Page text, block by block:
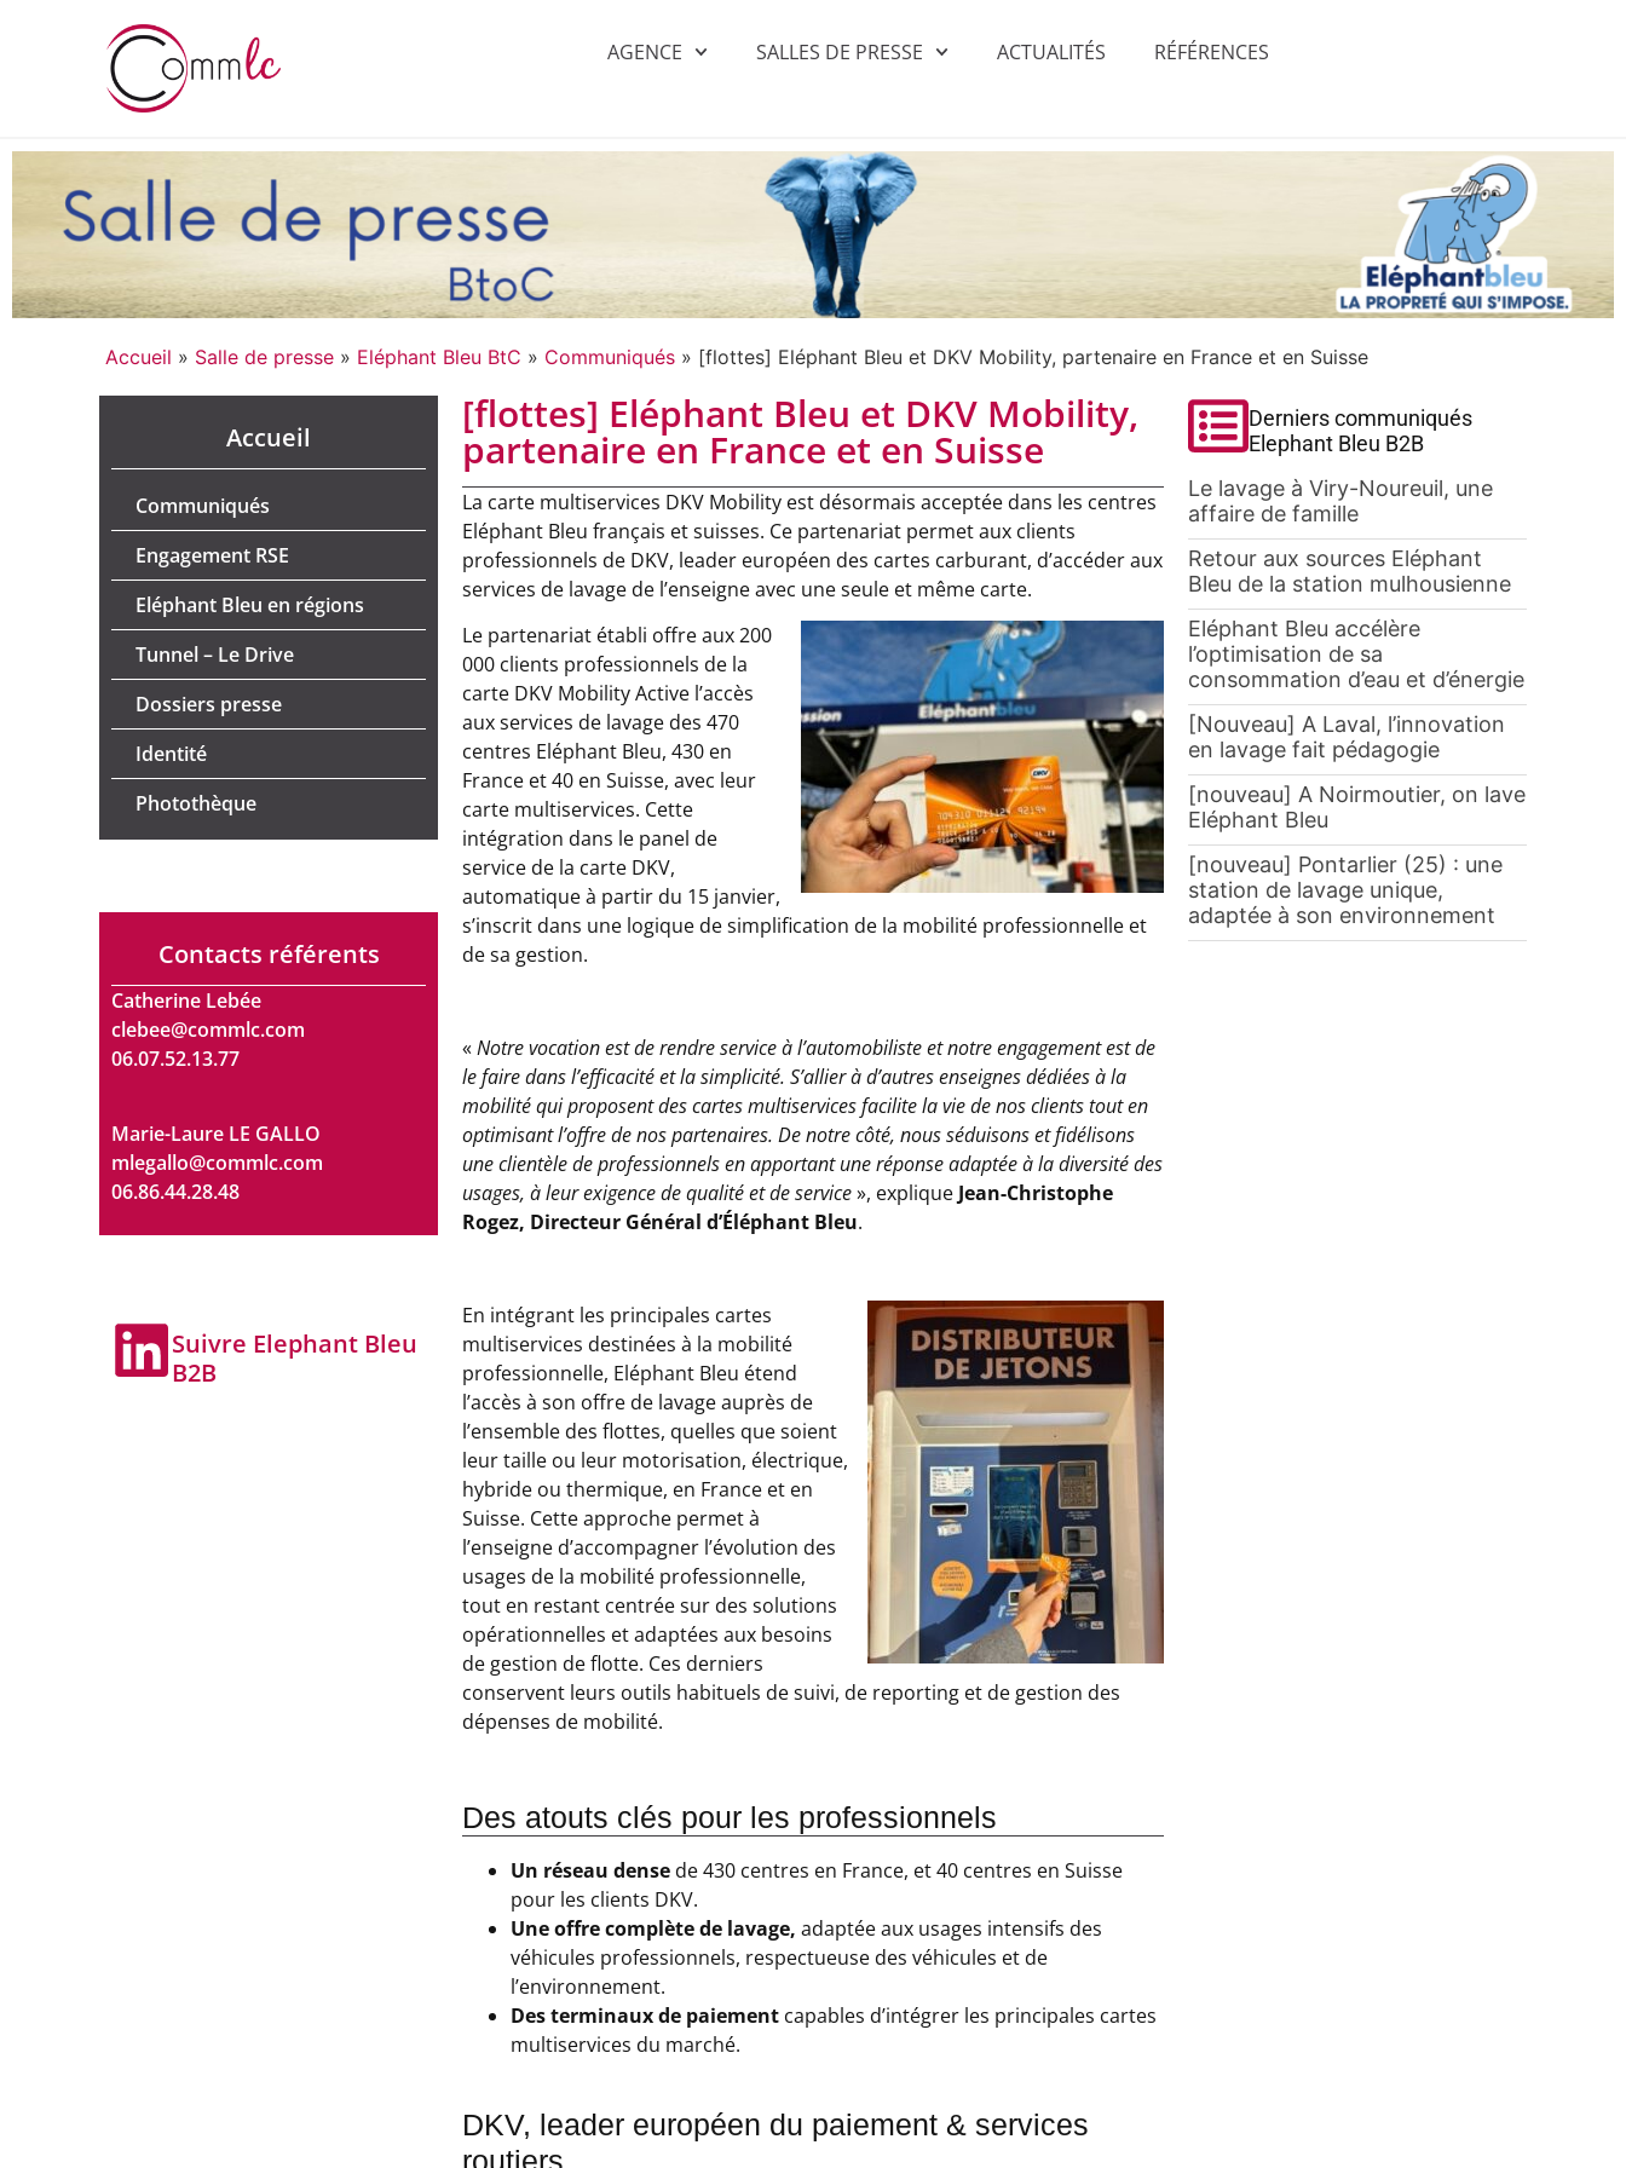
AGENCE SALLES DE PRESSE ACTUALITÉS RÉFÉRENCES
Accueil » Salle de presse » Eléphant Bleu BtC » Communiqués » [flottes] Eléphant Bleu et DKV Mobility, partenaire en France et en Suisse
Accueil
Communiqués
Engagement RSE
Eléphant Bleu en régions
Tunnel – Le Drive
Dossiers presse
Identité
Photothèque
Contacts référents
Catherine Lebée
clebee@commlc.com
06.07.52.13.77
Marie-Laure LE GALLO
mlegallo@commlc.com
06.86.44.28.48
Suivre Elephant Bleu
B2B
[flottes] Eléphant Bleu et DKV Mobility,
partenaire en France et en Suisse
La carte multiservices DKV Mobility est désormais acceptée dans les centres
Eléphant Bleu français et suisses. Ce partenariat permet aux clients
professionnels de DKV, leader européen des cartes carburant, d’accéder aux
services de lavage de l’enseigne avec une seule et même carte.
Le partenariat établi offre aux 200
000 clients professionnels de la
carte DKV Mobility Active l’accès
aux services de lavage des 470
centres Eléphant Bleu, 430 en
France et 40 en Suisse, avec leur
carte multiservices. Cette
intégration dans le panel de
service de la carte DKV,
automatique à partir du 15 janvier,
s’inscrit dans une logique de simplification de la mobilité professionnelle et
de sa gestion.
«Notre vocation est de rendre service à l’automobiliste et notre engagement est de
le faire dans l’efficacité et la simplicité. S’allier à d’autres enseignes dédiées à la
mobilité qui proposent des cartes multiservices facilite la vie de nos clients tout en
optimisant l’offre de nos partenaires. De notre côté, nous séduisons et fidélisons
une clientèle de professionnels en apportant une réponse adaptée à la diversité des
usages, à leur exigence de qualité et de service», explique Jean-Christophe
Rogez, Directeur Général d’Éléphant Bleu.
En intégrant les principales cartes
multiservices destinées à la mobilité
professionnelle, Eléphant Bleu étend
l’accès à son offre de lavage auprès de
l’ensemble des flottes, quelles que soient
leur taille ou leur motorisation, électrique,
hybride ou thermique, en France et en
Suisse. Cette approche permet à
l’enseigne d’accompagner l’évolution des
usages de la mobilité professionnelle,
tout en restant centrée sur des solutions
opérationnelles et adaptées aux besoins
de gestion de flotte. Ces derniers
conservent leurs outils habituels de suivi, de reporting et de gestion des
dépenses de mobilité.
Des atouts clés pour les professionnels
Un réseau dense de 430 centres en France, et 40 centres en Suisse
pour les clients DKV.
Une offre complète de lavage, adaptée aux usages intensifs des
véhicules professionnels, respectueuse des véhicules et de
l’environnement.
Des terminaux de paiement capables d’intégrer les principales cartes
multiservices du marché.
DKV, leader européen du paiement & services
routiers
Derniers communiqués
Elephant Bleu B2B
Le lavage à Viry-Noureuil, une
affaire de famille
Retour aux sources Eléphant
Bleu de la station mulhousienne
Eléphant Bleu accélère
l’optimisation de sa
consommation d’eau et d’énergie
[Nouveau] A Laval, l’innovation
en lavage fait pédagogie
[nouveau] A Noirmoutier, on lave
Eléphant Bleu
[nouveau] Pontarlier (25) : une
station de lavage unique,
adaptée à son environnement